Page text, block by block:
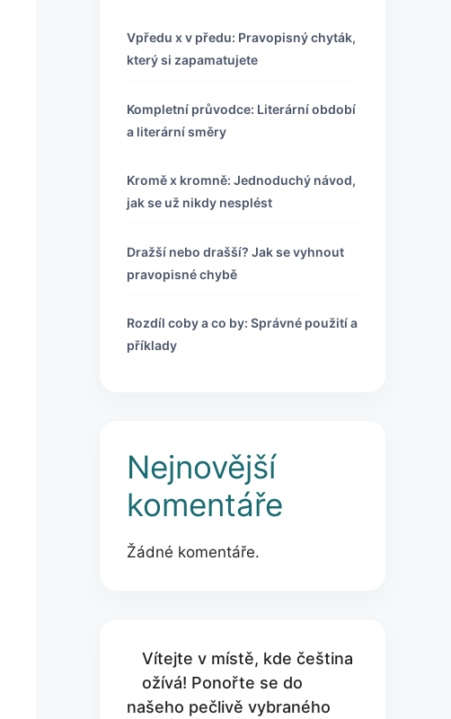
Vpředu x v předu: Pravopisný chyták,
který si zapamatujete
Kompletní průvodce: Literární období
a literární směry
Kromě x kromně: Jednoduchý návod,
jak se už nikdy nesplést
Dražší nebo drašší? Jak se vyhnout
pravopisné chybě
Rozdíl coby a co by: Správné použití a
příklady
Nejnovější
komentáře
Žádné komentáře.
Vítejte v místě, kde čeština
ožívá! Ponořte se do
našeho pečlivě vybraného